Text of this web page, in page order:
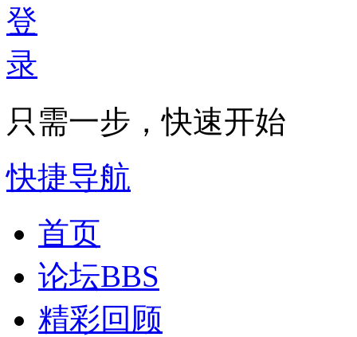
只需一步，快速开始
快捷导航
首页
论坛BBS
精彩回顾